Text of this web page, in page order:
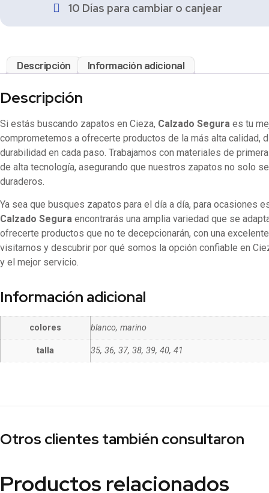
10 Días para cambiar o canjear
Descripción Información adicional
Descripción
Si estás buscando zapatos en Cieza, Calzado Segura es tu
comprometemos a ofrecerte productos de la más alta calidad,
durabilidad en cada paso. Trabajamos con materiales de
de alta tecnología, asegurando que nuestros zapatos no solo
duraderos.
Ya sea que busques zapatos para el día a día, para ocasiones
Calzado Segura encontrarás una amplia variedad que se
ofrecerte productos que no te decepcionarán, con una
visitarnos y descubrir por qué somos la opción confiable en
y el mejor servicio.
Información adicional
colores blanco, marino
talla 35, 36, 37, 38, 39, 40, 41
Otros clientes también consultaron
Productos relacionados